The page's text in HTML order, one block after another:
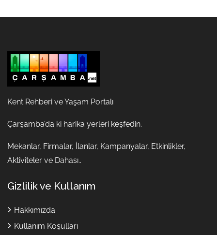
Kent Rehberi ve Yaşam Portalı
Çarşamba’da ki harika yerleri keşfedin.
Mekanlar, Firmalar, İlanlar, Kampanyalar, Etkinlikler,
Aktiviteler ve Dahası..
Gizlilik ve Kullanım
Hakkımızda
Kullanım Koşulları